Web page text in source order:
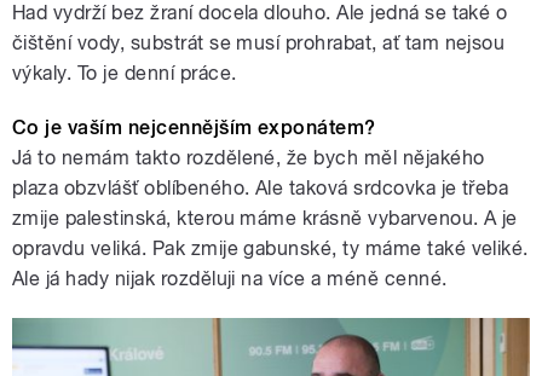
Had vydrží bez žraní docela dlouho. Ale jedná se také o
čištění vody, substrát se musí prohrabat, ať tam nejsou
výkaly. To je denní práce.
Co je vaším nejcennějším exponátem?
Já to nemám takto rozdělené, že bych měl nějakého
plaza obzvlášť oblíbeného. Ale taková srdcovka je třeba
zmije palestinská, kterou máme krásně vybarvenou. A je
opravdu veliká. Pak zmije gabunské, ty máme také veliké.
Ale já hady nijak rozděluji na více a méně cenné.